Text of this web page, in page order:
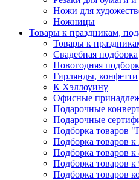
Ножи для
Ножницы
Товары к праздникам,
Товары к
Свадебная подборка
Новогодняя
Гирлянды, конфетти
К Хэллоуину
Офисные
Подарочные
Подарочные
Подборка товаров
Подборка товаров к
Подборка товаров к
Подборка товаров к
Подборка товаров